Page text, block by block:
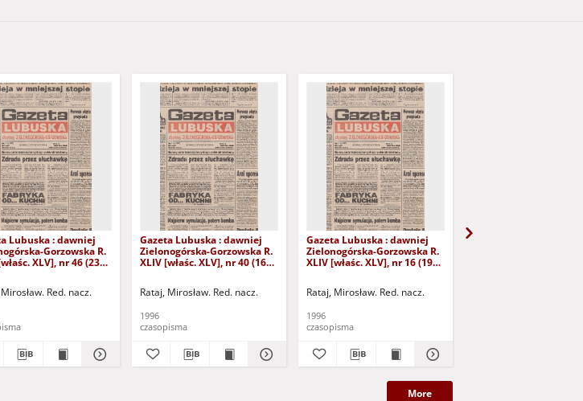
Lubuska : dawniej
Gorzowska R.
XLV], nr 46 (23
Red. nacz.
Gazeta Lubuska : dawniej
Zielonogórska-Gorzowska R.
XLIV [właśc. XLV], nr 40 (16
Rataj, Mirosław. Red. nacz.
1996
czasopisma
Gazeta Lubuska : dawniej
Zielonogórska-Gorzowska R.
XLIV [właśc. XLV], nr 16 (19
Rataj, Mirosław. Red. nacz.
1996
czasopisma
More